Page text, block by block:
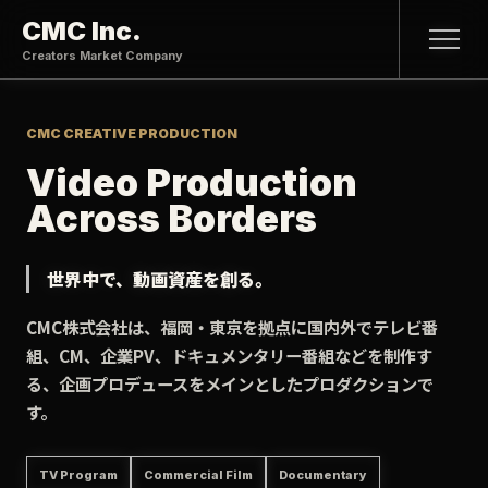
CMC Inc.
Creators Market Company
CMC CREATIVE PRODUCTION
Video Production
Across Borders
世界中で、動画資産を創る。
CMC株式会社は、福岡・東京を拠点に国内外でテレビ番
組、CM、企業PV、ドキュメンタリー番組などを制作す
る、企画プロデュースをメインとしたプロダクションで
す。
TV Program Commercial Film Documentary